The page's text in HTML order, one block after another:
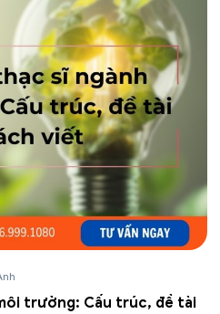
trường: Cấu trúc, đề tài